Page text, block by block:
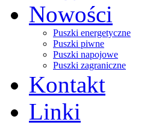
Nowości
Puszki energetyczne
Puszki piwne
Puszki napojowe
Puszki zagraniczne
Kontakt
Linki